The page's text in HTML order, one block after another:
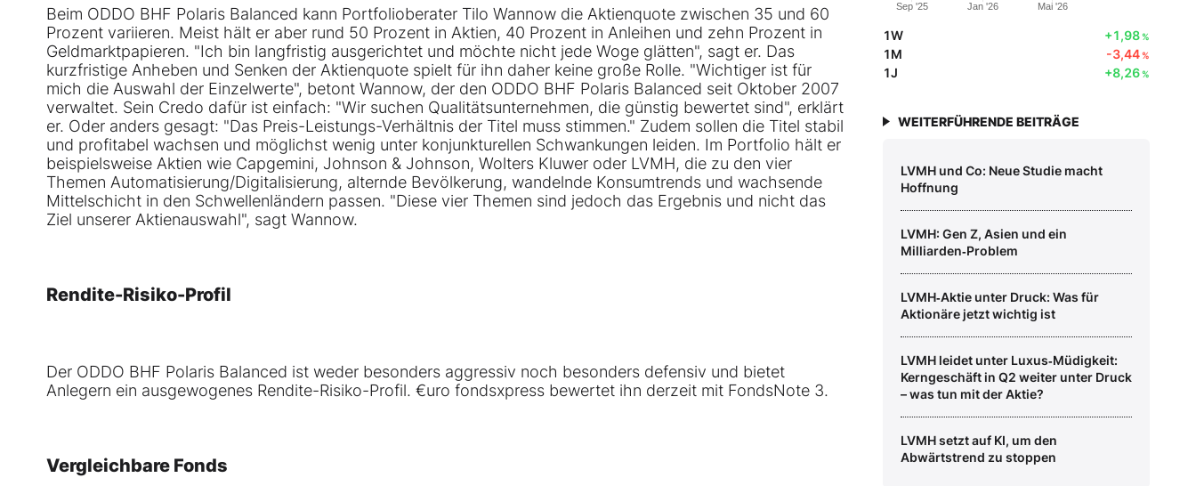
Beim ODDO BHF Polaris Balanced kann Portfolioberater Tilo Wannow die Aktienquote zwischen 35 und 60
Prozent variieren. Meist hält er aber rund 50 Prozent in Aktien, 40 Prozent in Anleihen und zehn Prozent in
Geldmarktpapieren. "Ich bin langfristig ausgerichtet und möchte nicht jede Woge glätten", sagt er. Das
kurzfristige Anheben und Senken der Aktienquote spielt für ihn daher keine große Rolle. "Wichtiger ist für
mich die Auswahl der Einzelwerte", betont Wannow, der den ODDO BHF Polaris Balanced seit Oktober 2007
verwaltet. Sein Credo dafür ist einfach: "Wir suchen Qualitätsunternehmen, die günstig bewertet sind", erklärt
er. Oder anders gesagt: "Das Preis-Leistungs-Verhältnis der Titel muss stimmen." Zudem sollen die Titel stabil
und profitabel wachsen und möglichst wenig unter konjunkturellen Schwankungen leiden. Im Portfolio hält er
beispielsweise Aktien wie Capgemini, Johnson & Johnson, Wolters Kluwer oder LVMH, die zu den vier
Themen Automatisierung/Digitalisierung, alternde Bevölkerung, wandelnde Konsumtrends und wachsende
Mittelschicht in den Schwellenländern passen. "Diese vier Themen sind jedoch das Ergebnis und nicht das
Ziel unserer Aktienauswahl", sagt Wannow.
Rendite-Risiko-Profil
Der ODDO BHF Polaris Balanced ist weder besonders aggressiv noch besonders defensiv und bietet
Anlegern ein ausgewogenes Rendite-Risiko-Profil. €uro fondsxpress bewertet ihn derzeit mit FondsNote 3.
Vergleichbare Fonds
Jan '26
Sep '25 Mai '26
1W +1,98%
1M -3,44%
1J +8,26%
WEITERFÜHRENDE BEITRÄGE
LVMH und Co: Neue Studie macht
Hoffnung
LVMH: Gen Z, Asien und ein
Milliarden‑Problem
LVMH‑Aktie unter Druck: Was für
Aktionäre jetzt wichtig ist
LVMH leidet unter Luxus‑Müdigkeit:
Kerngeschäft in Q2 weiter unter Druck
– was tun mit der Aktie?
LVMH setzt auf KI, um den
Abwärtstrend zu stoppen